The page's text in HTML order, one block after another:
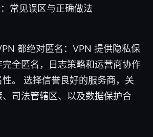
常见误区与正确做法
都绝对匿名：VPN 提供隐私保
全匿名，日志策略和运营商协作
性。 选择信誉良好的服务商，关
、司法管辖区、以及数据保护合